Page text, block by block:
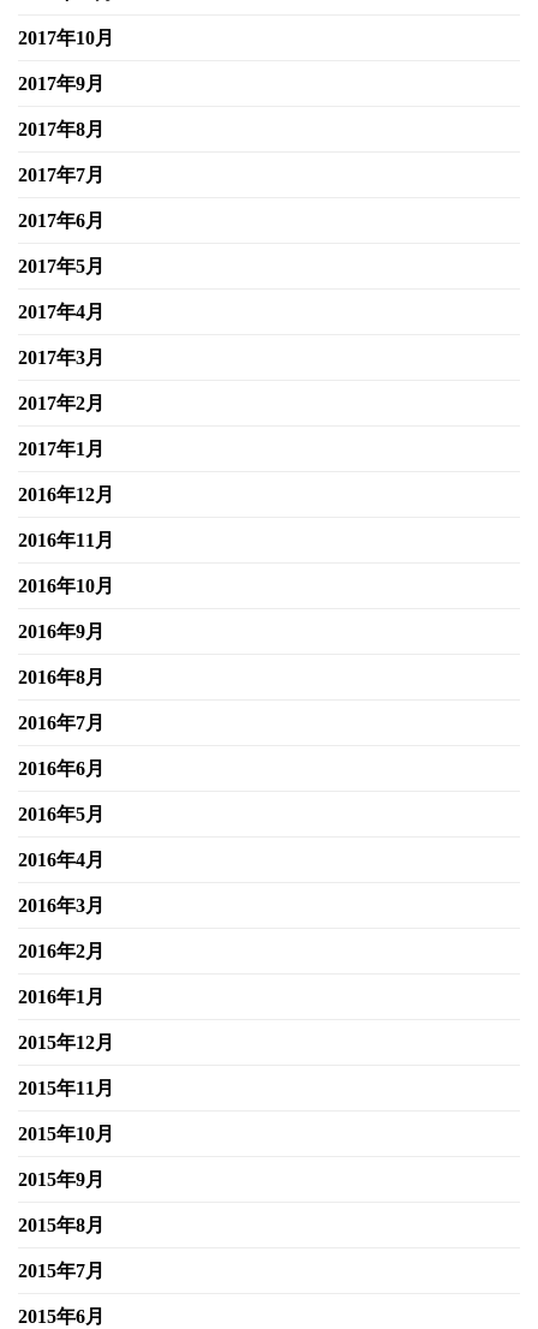
2017年10月
2017年9月
2017年8月
2017年7月
2017年6月
2017年5月
2017年4月
2017年3月
2017年2月
2017年1月
2016年12月
2016年11月
2016年10月
2016年9月
2016年8月
2016年7月
2016年6月
2016年5月
2016年4月
2016年3月
2016年2月
2016年1月
2015年12月
2015年11月
2015年10月
2015年9月
2015年8月
2015年7月
2015年6月